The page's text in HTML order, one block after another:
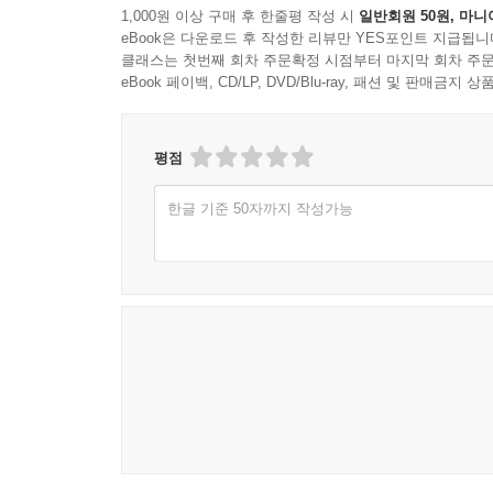
1,000원 이상 구매 후 한줄평 작성 시 일반회원 50원, 마니
eBook은 다운로드 후 작성한 리뷰만 YES포인트 지급됩니
클래스는 첫번째 회차 주문확정 시점부터 마지막 회차 주
eBook 페이백, CD/LP, DVD/Blu-ray, 패션 및 판매금지 상
평점
한글 기준 50자까지 작성가능